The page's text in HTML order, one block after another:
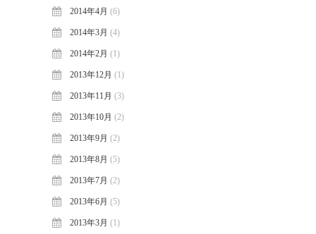
2014年4月 (6)
2014年3月 (4)
2014年2月 (1)
2013年12月 (1)
2013年11月 (3)
2013年10月 (2)
2013年9月 (2)
2013年8月 (5)
2013年7月 (2)
2013年6月 (5)
2013年3月 (1)